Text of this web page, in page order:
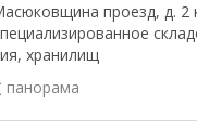
проезд, д. 2
хранилищ
панорама